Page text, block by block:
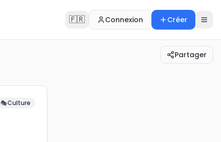
🇫🇷 Connexion Créer
Partager
🎭Culture